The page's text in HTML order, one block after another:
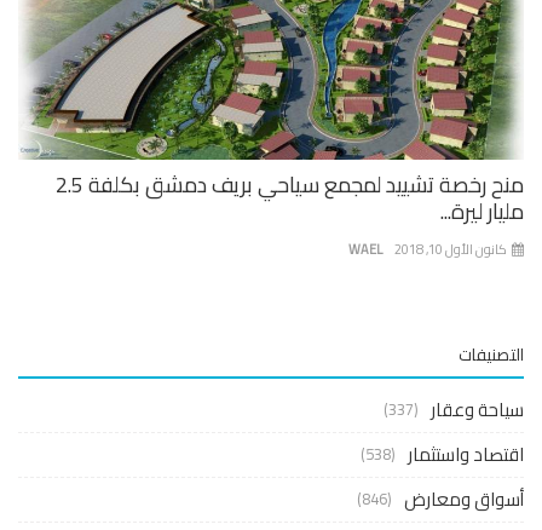
منح رخصة تشييد لمجمع سياحي بريف دمشق بكلفة 2.5
ليرة...
WAEL الأول 10, 2018
وعقار (337)
واستثمار (538)
ومعارض (846)